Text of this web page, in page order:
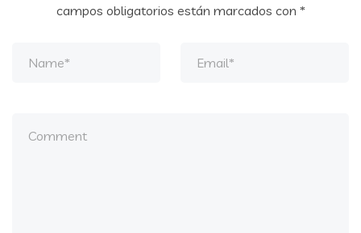
campos obligatorios están marcados con *